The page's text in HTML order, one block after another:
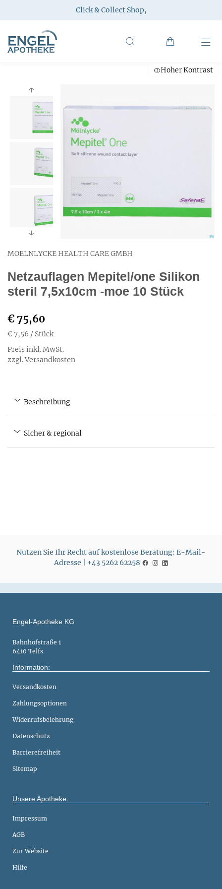
Click & Collect Shop,
Hoher Kontrast
MOELNLYCKE HEALTH CARE GMBH
Netzauflagen Mepitel/one Silikon
steril 7,5x10cm -moe 10 Stück
€ 75,60
€ 7,56 / Stück
Preis inkl. MwSt.
zzgl. Versandkosten
Beschreibung
Sicher & regional
Nutzen Sie Ihr Recht auf kostenlose Beratung: E-Mail-
Adresse | +43 5262 62258
Engel-Apotheke KG
Bahnhofstraße 1
6410 Telfs
Information:
Versandkosten
Zahlungsoptionen
Widerrufsbelehrung
Datenschutz
Barrierefreiheit
Sitemap
Unsere Apotheke:
Impressum
AGB
Zur Website
Hilfe